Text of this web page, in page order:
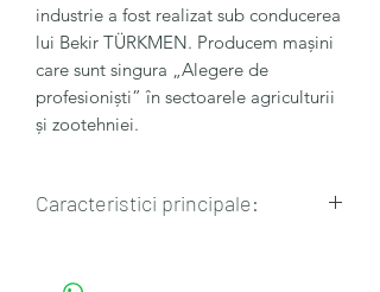
industrie a fost realizat sub conducerea
lui Bekir TÜRKMEN. Producem mașini
care sunt singura „Alegere de
profesioniști” în sectoarele agriculturii
și zootehniei.
Caracteristici principale:
🔸Capacitate: 19500 kg